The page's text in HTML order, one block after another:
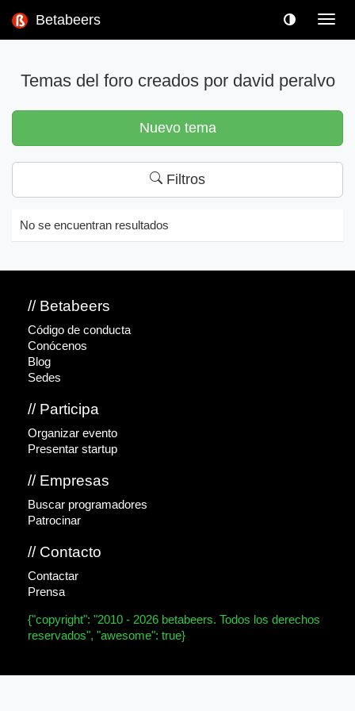
Betabeers
Temas del foro creados por david peralvo
Nuevo tema
Filtros
No se encuentran resultados
// Betabeers
Código de conducta
Conócenos
Blog
Sedes
// Participa
Organizar evento
Presentar startup
// Empresas
Buscar programadores
Patrocinar
// Contacto
Contactar
Prensa
{"copyright": "2010 - 2026 betabeers. Todos los derechos
reservados", "awesome": true}